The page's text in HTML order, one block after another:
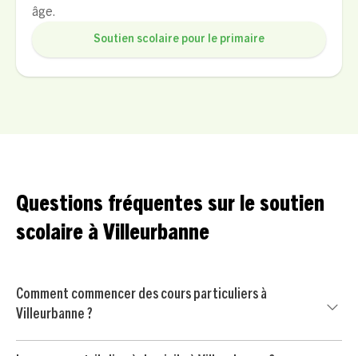
âge.
Soutien scolaire pour le primaire
Questions fréquentes sur le soutien
scolaire à Villeurbanne
Comment commencer des cours particuliers à
Villeurbanne ?